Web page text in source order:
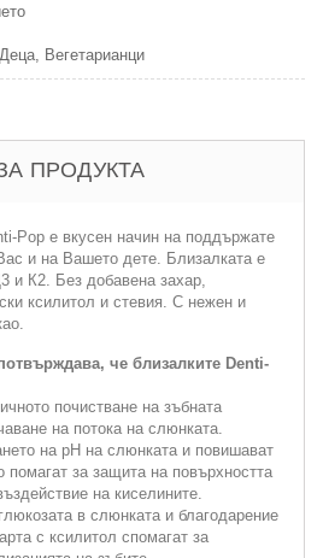
Вегетарианци
ПРОДУКТА
Pop е вкусен начин на поддържате
и на Вашето дете. Близалката е
и К2. Без добавена захар,
ксилитол и стевия. С нежен и
че близалките Denti-
почистване на зъбната
на потока на слюнката.
на рН на слюнката и повишават
помагат за защита на повърхността
на киселините.
в слюнката и благодарение
с ксилитол спомагат за